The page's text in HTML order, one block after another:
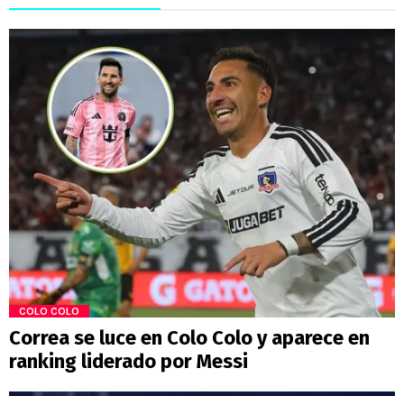
COLO COLO
Correa se luce en Colo Colo y aparece en
ranking liderado por Messi